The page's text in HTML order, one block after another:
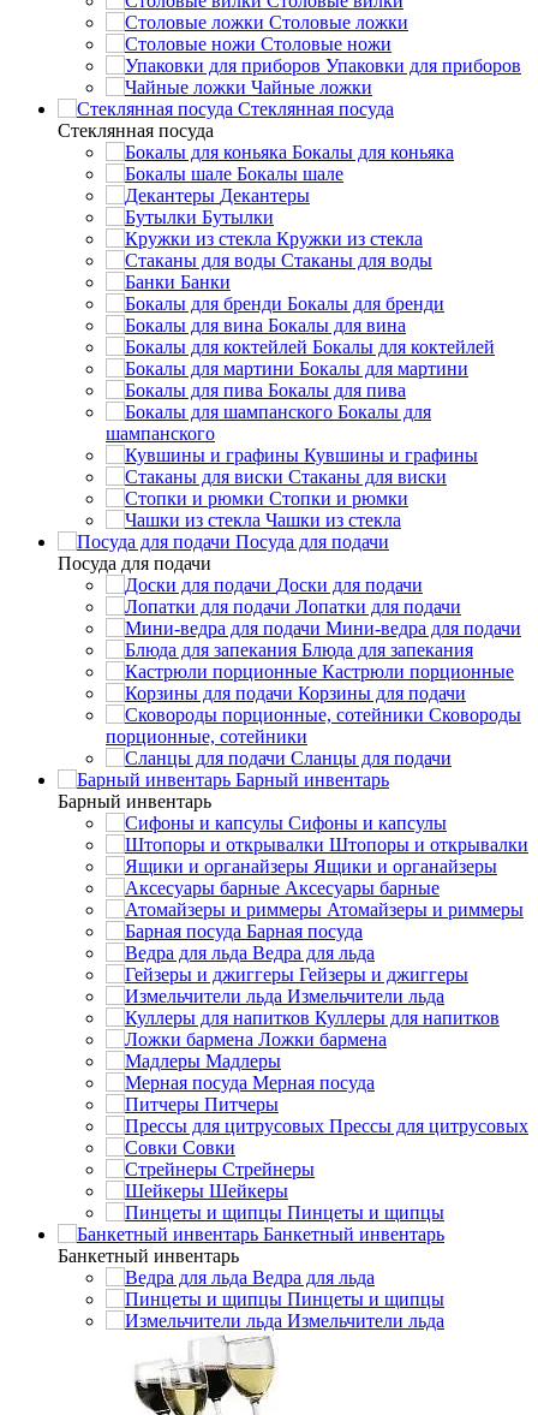
Столовые ложки
Столовые ножи
Упаковки для приборов
Чайные ложки
Стеклянная посуда
Стеклянная посуда
Бокалы для коньяка
Бокалы шале
Декантеры
Бутылки
Кружки из стекла
Стаканы для воды
Банки
Бокалы для бренди
Бокалы для вина
Бокалы для коктейлей
Бокалы для мартини
Бокалы для пива
Бокалы для
шампанского
Кувшины и графины
Стаканы для виски
Стопки и рюмки
Чашки из стекла
Посуда для подачи
Посуда для подачи
Доски для подачи
Лопатки для подачи
Мини-ведра для подачи
Блюда для запекания
Кастрюли порционные
Корзины для подачи
Сковороды
порционные, сотейники
Сланцы для подачи
Барный инвентарь
Барный инвентарь
Сифоны и капсулы
Штопоры и открывалки
Ящики и органайзеры
Аксесуары барные
Атомайзеры и риммеры
Барная посуда
Ведра для льда
Гейзеры и джиггеры
Измельчители льда
Куллеры для напитков
Ложки бармена
Мадлеры
Мерная посуда
Питчеры
Прессы для цитрусовых
Совки
Стрейнеры
Шейкеры
Пинцеты и щипцы
Банкетный инвентарь
Банкетный инвентарь
Ведра для льда
Пинцеты и щипцы
Измельчители льда